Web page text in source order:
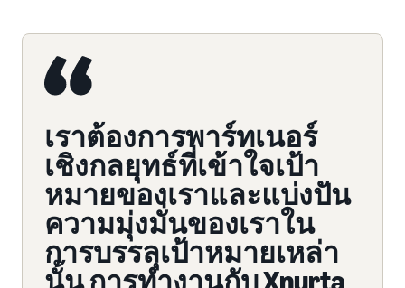
เราต้องการพาร์ทเนอร์
เชิงกลยุทธ์ที่เข้าใจเป้า
หมายของเราและแบ่งปัน
ความมุ่งมั่นของเราใน
การบรรลุเป้าหมายเหล่า